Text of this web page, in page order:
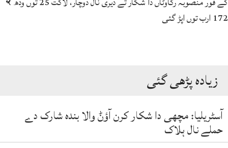
172 ارب توں اپڑ گئی
زیادہ پڑھی گئی
آسٹریلیا: مچھی دا شکار کرن آؤݨ والا بندہ شارک دے
حملے نال ہلاک